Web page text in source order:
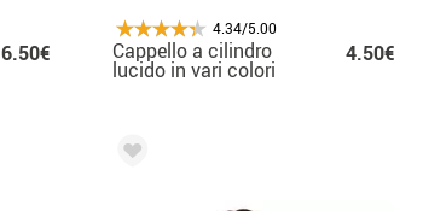
6.50€
4.34/5.00
Cappello a cilindro
lucido in vari colori
4.50€